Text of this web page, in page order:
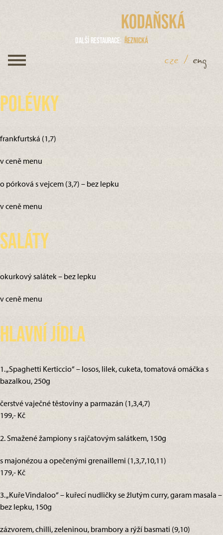
Kodaňská
Další restaurace Řeznická
cze / eng
Polévky
frankfurtská (1,7)
v ceně menu
o pórková s vejcem (3,7) – bez lepku
v ceně menu
Saláty
okurkový salátek – bez lepku
v ceně menu
Hlavní jídla
1. „Spaghetti Kerticcio“ – losos, lilek, cuketa, tomatová omáčka s
bazalkou, 250g
čerstvé vaječné těstoviny a parmazán (1,3,4,7)
199,- Kč
2. Smažené žampiony s rajčatovým salátkem, 150g
s majonézou a opečenými grenaillemi (1,3,7,10,11)
179,- Kč
3. „Kuře Vindaloo“ – kuřecí nudličky se žlutým curry, garam masala –
bez lepku, 150g
zázvorem, chilli, zeleninou, brambory a rýží basmati (9,10)